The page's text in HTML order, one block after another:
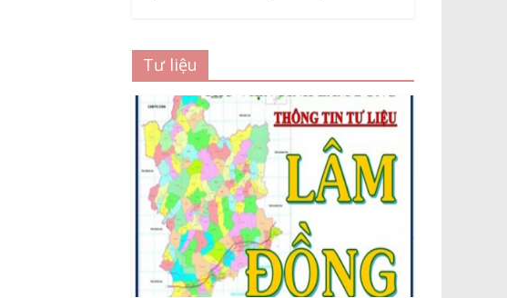
Tư liệu